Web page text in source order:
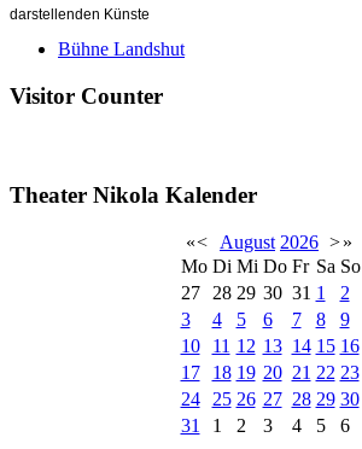
darstellenden Künste
Bühne Landshut
Visitor Counter
Theater Nikola Kalender
«< August 2026 >»
Mo Di Mi Do Fr Sa So
27
28 29 30 31 1
2
3
4 5 6 7 8
9
10
11 12 13 14 15 16
17
18 19 20 21 22 23
24
25 26 27 28 29 30
31
1 2 3 4 5 6